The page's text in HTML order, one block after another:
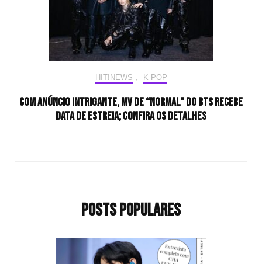
HIT!NEWS K-POP
Com anúncio intrigante, MV de “NORMAL” do BTS recebe
data de estreia; confira os detalhes
Posts populares